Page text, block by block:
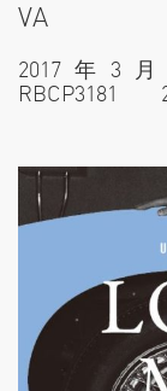
VA
2017年3月
RBCP3181